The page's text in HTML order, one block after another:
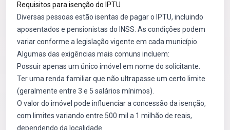
Requisitos para isenção do IPTU
Diversas pessoas estão isentas de pagar o IPTU, incluindo
aposentados e pensionistas do INSS. As condições podem
variar conforme a legislação vigente em cada município.
Algumas das exigências mais comuns incluem:
Possuir apenas um único imóvel em nome do solicitante.
Ter uma renda familiar que não ultrapasse um certo limite
(geralmente entre 3 e 5 salários mínimos).
O valor do imóvel pode influenciar a concessão da isenção,
com limites variando entre 500 mil a 1 milhão de reais,
dependendo da localidade.